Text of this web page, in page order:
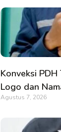
Konveksi
Logo dan
Agustus 7, 2026